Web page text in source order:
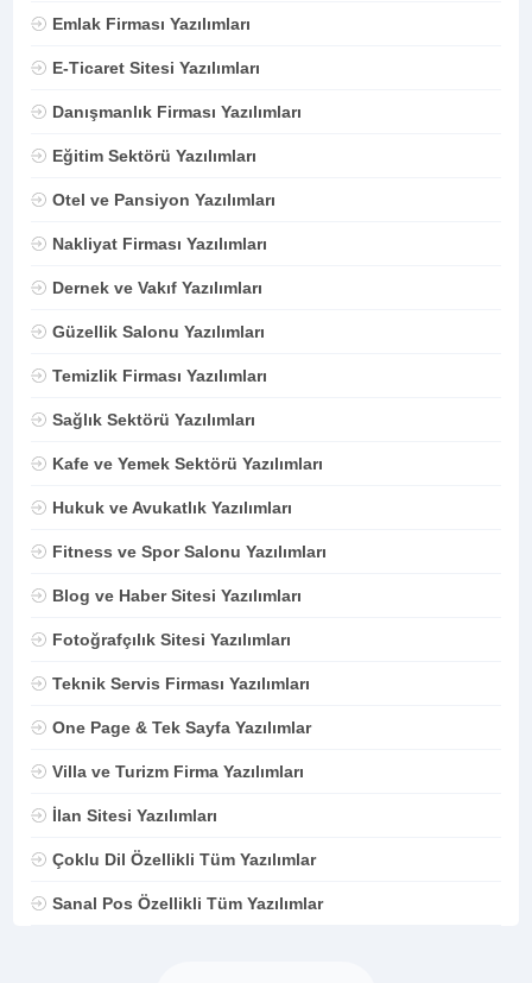
Emlak Firması Yazılımları
E-Ticaret Sitesi Yazılımları
Danışmanlık Firması Yazılımları
Eğitim Sektörü Yazılımları
Otel ve Pansiyon Yazılımları
Nakliyat Firması Yazılımları
Dernek ve Vakıf Yazılımları
Güzellik Salonu Yazılımları
Temizlik Firması Yazılımları
Sağlık Sektörü Yazılımları
Kafe ve Yemek Sektörü Yazılımları
Hukuk ve Avukatlık Yazılımları
Fitness ve Spor Salonu Yazılımları
Blog ve Haber Sitesi Yazılımları
Fotoğrafçılık Sitesi Yazılımları
Teknik Servis Firması Yazılımları
One Page & Tek Sayfa Yazılımlar
Villa ve Turizm Firma Yazılımları
İlan Sitesi Yazılımları
Çoklu Dil Özellikli Tüm Yazılımlar
Sanal Pos Özellikli Tüm Yazılımlar